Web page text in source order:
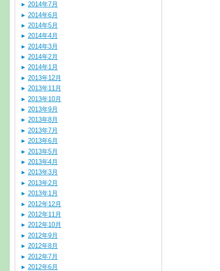
2014年7月
2014年6月
2014年5月
2014年4月
2014年3月
2014年2月
2014年1月
2013年12月
2013年11月
2013年10月
2013年9月
2013年8月
2013年7月
2013年6月
2013年5月
2013年4月
2013年3月
2013年2月
2013年1月
2012年12月
2012年11月
2012年10月
2012年9月
2012年8月
2012年7月
2012年6月